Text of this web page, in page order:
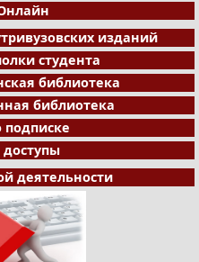
изданий
студента
библиотека
библиотека
подписке
доступы
деятельности